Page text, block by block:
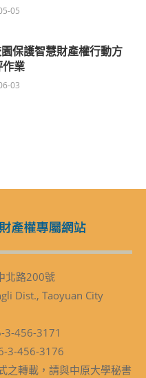
05
保護智慧財產權行動方
業
03
北路200號
Dist., Taoyuan City
3-456-3171
3-456-3176
之轉載，請與中原大學秘書